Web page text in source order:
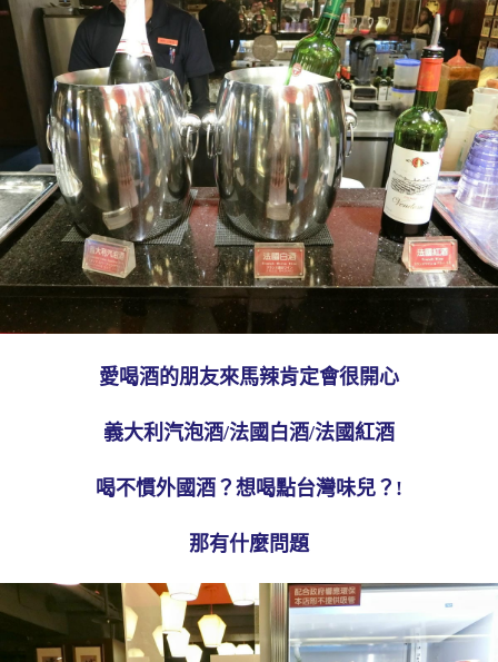
愛喝酒的朋友來馬辣肯定會很開心
義大利汽泡酒/法國白酒/法國紅酒
喝不慣外國酒？想喝點台灣味兒？!
那有什麼問題